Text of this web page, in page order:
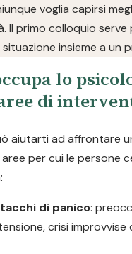
voglia capirsi
Il primo colloquio
insieme a un
lo
di
aiutarti ad affrontare
per cui le persone
di panico:
crisi improvvise